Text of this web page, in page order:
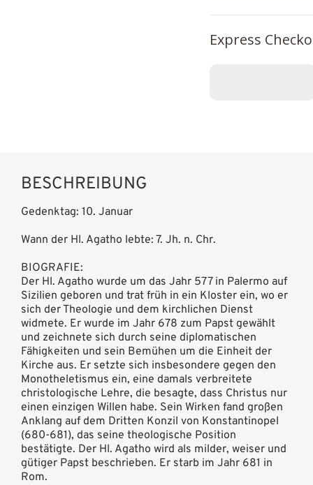
Express
BESCHREIBUNG
Gedenktag: 10. Januar
Wann der Hl. Agatho lebte: 7. Jh. n. Chr.
BIOGRAFIE:
Der Hl. Agatho wurde um das Jahr 577 in Palermo auf
Sizilien geboren und trat früh in ein Kloster ein, wo er
sich der Theologie und dem kirchlichen Dienst
widmete. Er wurde im Jahr 678 zum Papst gewählt
und zeichnete sich durch seine diplomatischen
Fähigkeiten und sein Bemühen um die Einheit der
Kirche aus. Er setzte sich insbesondere gegen den
Monotheletismus ein, eine damals verbreitete
christologische Lehre, die besagte, dass Christus nur
einen einzigen Willen habe. Sein Wirken fand großen
Anklang auf dem Dritten Konzil von Konstantinopel
(680-681), das seine theologische Position
bestätigte. Der Hl. Agatho wird als milder, weiser und
gütiger Papst beschrieben. Er starb im Jahr 681 in
Rom.